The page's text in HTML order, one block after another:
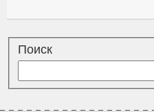
Поиск